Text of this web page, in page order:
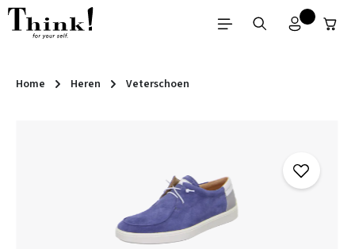
Ga naar de hoofdinhoud
Home Heren Veterschoen